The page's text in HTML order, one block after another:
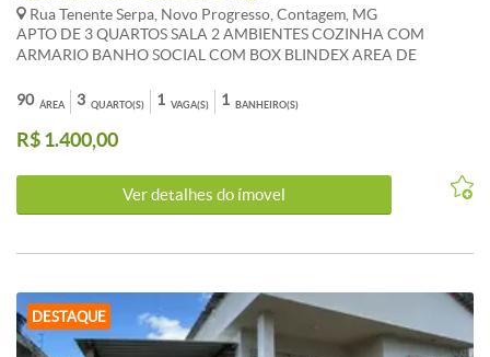
Rua Tenente Serpa, Novo Progresso, Contagem, MG
APTO DE 3 QUARTOS SALA 2 AMBIENTES COZINHA COM
ARMARIO BANHO SOCIAL COM BOX BLINDEX AREA DE
PORTÃO ELETRONICO PISO DE CERAMICA CERCA ELETRICA
PORTAO COM ALARME.OS VALORES ANUNCIADOS DE
CONDOMÍNIO E IPTU SÃO REFERENCIAIS E PODEM SOFRER
ÁREA
90 QUARTO(S)
3 VAGA(S)
1 BANHEIRO(S)
1
R$ 1.400,00
Ver detalhes do ímovel
DESTAQUE